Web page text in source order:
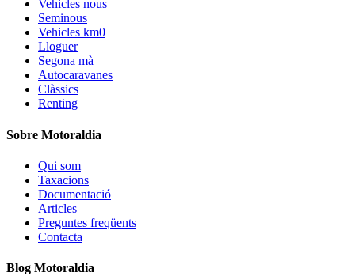
Vehicles nous
Seminous
Vehicles km0
Lloguer
Segona mà
Autocaravanes
Clàssics
Renting
Sobre Motoraldia
Qui som
Taxacions
Documentació
Articles
Preguntes freqüents
Contacta
Blog Motoraldia